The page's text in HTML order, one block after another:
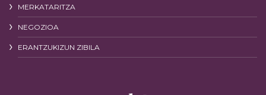
MERKATARITZA
NEGOZIOA
ERANTZUKIZUN ZIBILA